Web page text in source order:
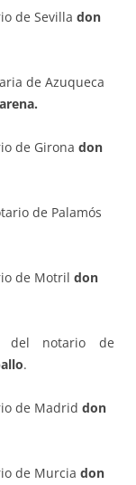
de Sevilla don
de Azuqueca
de Girona don
de Palamós
de Motril don
del notario de
.
de Madrid don
de Murcia don